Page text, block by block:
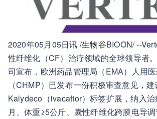
2020年05月05日讯 /生物谷BIOON/ --
性纤维化（CF）治疗领域的全球领导者
司宣布，欧洲药品管理局（EMA）人用
（CHMP）已发布一份积极审查意见，
Kalydeco（ivacaftor）标签扩展，纳入
月、体重≥5公斤、囊性纤维化跨膜电导调